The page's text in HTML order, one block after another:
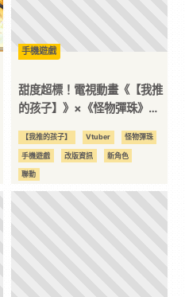
手機遊戲
甜度超標！電視動畫《【我推
的孩子】》×《怪物彈珠》第
物彈珠》新VTuber「斯琦
亞」首度亮相！
【我推的孩子】 Vtuber 怪物彈珠
手機遊戲 改版資訊 新角色
聯動